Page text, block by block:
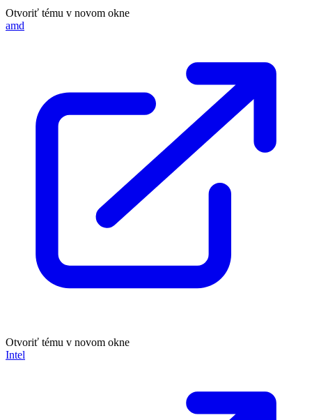
Otvoriť tému v novom okne
amd
Otvoriť tému v novom okne
Intel